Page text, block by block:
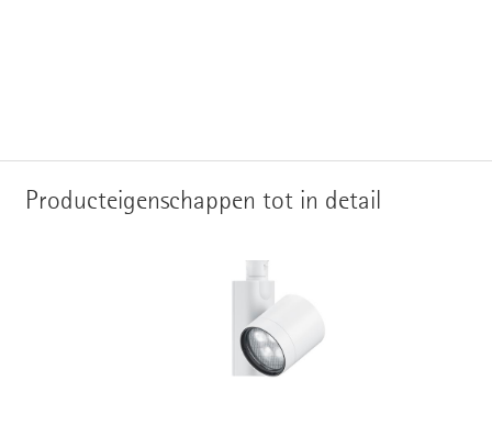
Producteigenschappen tot in detail